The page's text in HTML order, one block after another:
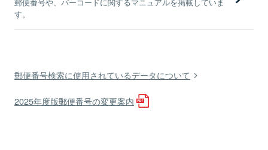
郵便番号や、バーコードに関するマニュアルを掲載していま
す。
郵便番号検索に使用されているデータについて
2025年度版郵便番号の変更案内